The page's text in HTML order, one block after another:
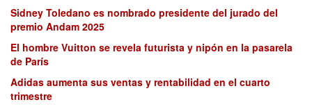
Sidney Toledano es nombrado presidente del jurado del
premio Andam 2025
El hombre Vuitton se revela futurista y nipón en la pasarela
de París
Adidas aumenta sus ventas y rentabilidad en el cuarto
trimestre